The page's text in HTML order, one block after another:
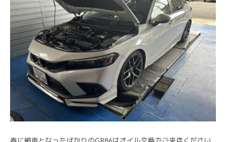
春に納車となったばかりのGR86はオイル交換でご来店ください